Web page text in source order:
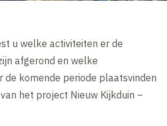
u welke activiteiten er de
afgerond en welke
de komende periode plaatsvinden
het project Nieuw Kijkduin –